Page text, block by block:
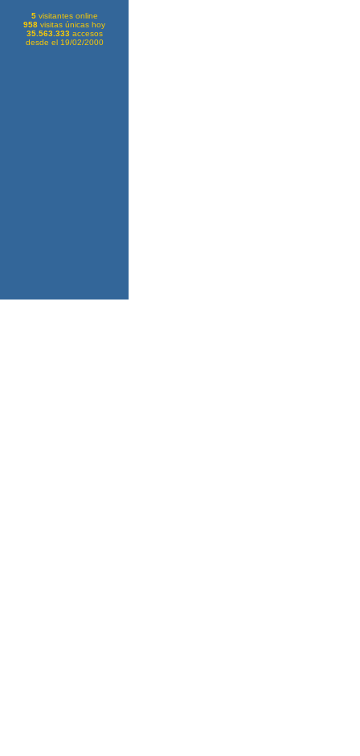
5visitantes online
958 visitas únicas hoy
35.563.333 accesos
desde el 19/02/2000